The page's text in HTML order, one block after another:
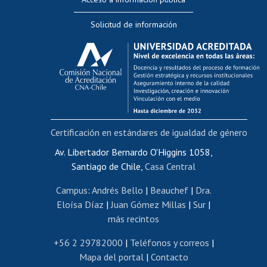
Evaluación docente
Calificación académica
Postulación al AUCAI
Funcionarias/os
Cursos internos de capacitación
Bienestar del personal
Portal de movilidad interna
Certificado de renta
Certificado de renta honorarios
Editar páginas blancas
Extranjeras/os
Revalidación y reconocimiento de títulos
Postulación al Programa de Movilidad Estudiantil
Solicitud de información
Av. Libertador Bernardo O'Higgins 1058,
Santiago de Chile, Casa Central
Campus: Andrés Bello | Beauchef| Dra.
Eloísa Díaz |Juan Gómez Millas | Sur |
más recintos
+56 2 29782000 | Teléfonos y correos |
Mapa del portal| Contacto
Certificación en estándares de igualdad de género